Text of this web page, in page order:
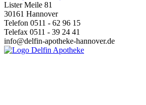
Lister Meile 81
30161 Hannover
Telefon 0511 - 62 96 15
Telefax 0511 - 39 24 41
info@delfin-apotheke-hannover.de